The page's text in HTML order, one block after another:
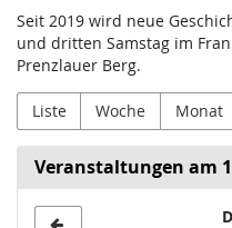
Seit 2019 wird neue
und dritten Samstag im
Prenzlauer Berg.
Liste Woche Monat
Veranstaltungen am